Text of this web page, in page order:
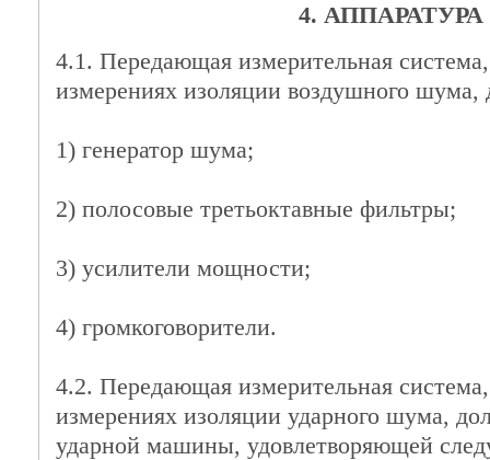
4. АППАРАТУРА
4.1. Передающая измерительная
измерениях изоляции воздушного шума,
1) генератор шума;
2) полосовые третьоктавные фильтры;
3) усилители мощности;
4) громкоговорители.
4.2. Передающая измерительная
измерениях изоляции ударного шума,
ударной машины, удовлетворяющей